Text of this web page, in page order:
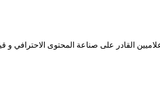
القادر على صناعة المحتوى الاحترافي و